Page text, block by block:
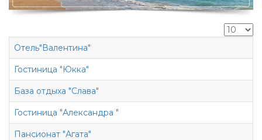
Отель"Валентина"
Гостиница "Юкка"
База отдыха "Слава"
Гостиница "Александра "
Пансионат "Агата"